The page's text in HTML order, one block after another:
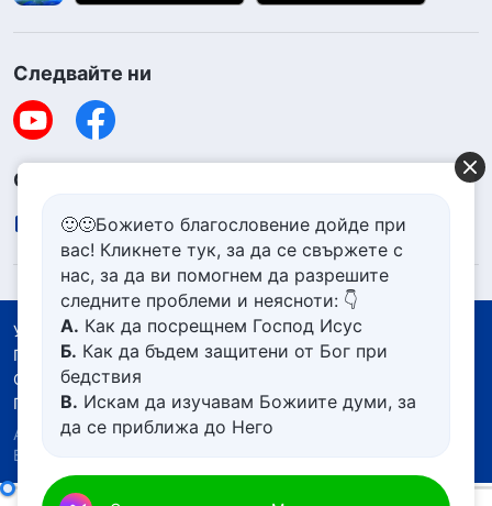
Следвайте ни
Свържете се с нас
contact.bg@godfootsteps.org
Условия за ползване
Политика за поверителност
Със съдействието на
Политика за бисквитките
Авторско право © 2026 Църквата на Всемогъщия
Бог.
🙂🙂Божието благословение дойде при
вас! Кликнете тук, за да се свържете с
нас, за да ви помогнем да разрешите
следните проблеми и неясноти: 👇
А. Как да посрещнем Господ Исус
Б. Как да бъдем защитени от Бог при
бедствия
В. Искам да изучавам Божиите думи, за
да се приближа до Него
живот